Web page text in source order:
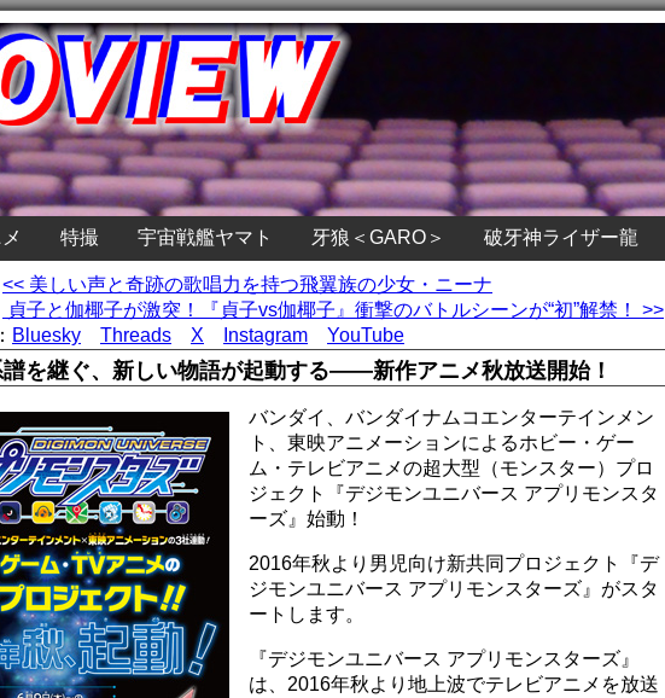
特撮 宇宙戦艦ヤマト 牙狼＜GARO＞ 破牙神ライザー龍
<< 美しい声と奇跡の歌唱力を持つ飛翼族の少女・ニーナ
貞子と伽椰子が激突！『貞子vs伽椰子』衝撃のバトルシーンが“初”解禁！ >>
Bluesky Threads X Instagram YouTube
を継ぐ、新しい物語が起動する――新作アニメ秋放送開始！
バンダイ、バンダイナムコエンターテインメン
ト、東映アニメーションによるホビー・ゲー
ム・テレビアニメの超大型（モンスター）プロ
ジェクト『デジモンユニバース アプリモンスタ
ーズ』始動！
2016年秋より男児向け新共同プロジェクト『デ
ジモンユニバース アプリモンスターズ』がスタ
ートします。
『デジモンユニバース アプリモンスターズ』
は、2016年秋より地上波でテレビアニメを放送